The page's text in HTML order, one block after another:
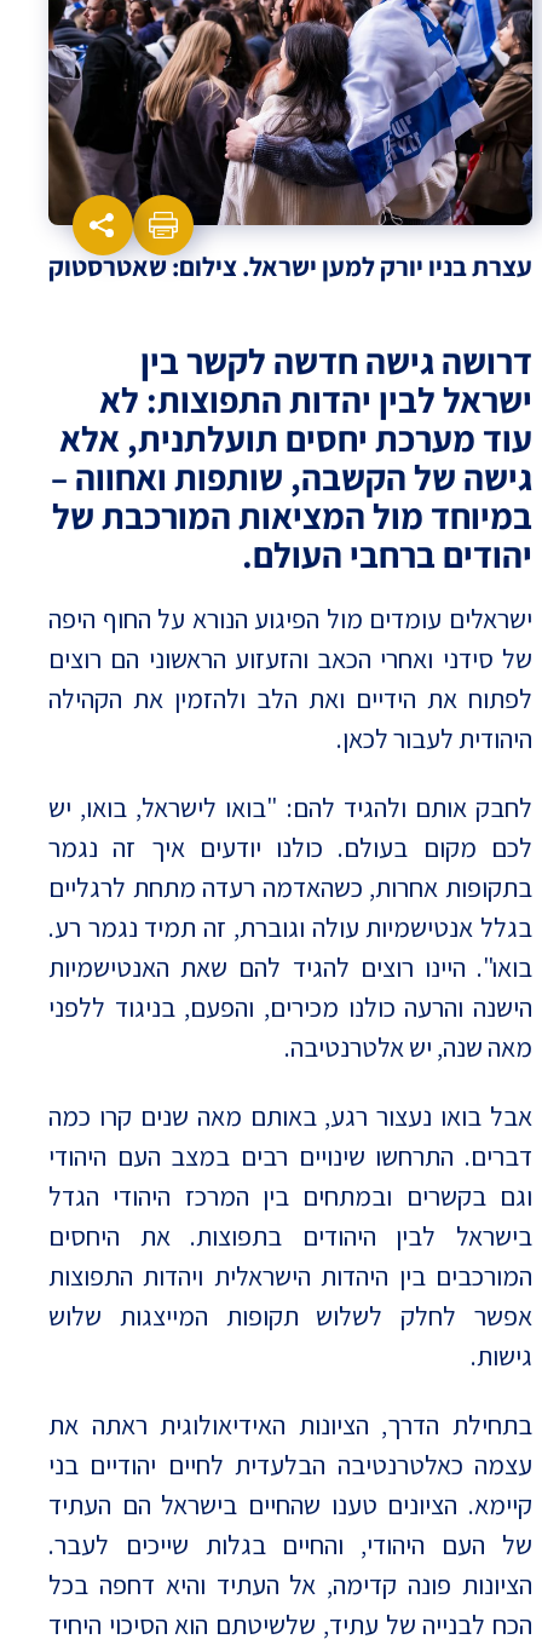
עצרת בניו יורק למען ישראל. צילום: שאטרסטוק
דרושה גישה חדשה לקשר בין
ישראל לבין יהדות התפוצות: לא
עוד מערכת יחסים תועלתנית, אלא
גישה של הקשבה, שותפות ואחווה –
במיוחד מול המציאות המורכבת של
יהודים ברחבי העולם.
ישראלים עומדים מול הפיגוע הנורא על החוף היפה
של סידני ואחרי הכאב והזעזוע הראשוני הם רוצים
לפתוח את הידיים ואת הלב ולהזמין את הקהילה
היהודית לעבור לכאן.
לחבק אותם ולהגיד להם: "בואו לישראל, בואו, יש
לכם מקום בעולם. כולנו יודעים איך זה נגמר
בתקופות אחרות, כשהאדמה רעדה מתחת לרגליים
בגלל אנטישמיות עולה וגוברת, זה תמיד נגמר רע.
בואו". היינו רוצים להגיד להם שאת האנטישמיות
הישנה והרעה כולנו מכירים, והפעם, בניגוד ללפני
מאה שנה, יש אלטרנטיבה.
אבל בואו נעצור רגע, באותם מאה שנים קרו כמה
דברים. התרחשו שינויים רבים במצב העם היהודי
וגם בקשרים ובמתחים בין המרכז היהודי הגדל
בישראל לבין היהודים בתפוצות. את היחסים
המורכבים בין היהדות הישראלית ויהדות התפוצות
אפשר לחלק לשלוש תקופות המייצגות שלוש
גישות.
בתחילת הדרך, הציונות האידיאולוגית ראתה את
עצמה כאלטרנטיבה הבלעדית לחיים יהודיים בני
קיימא. הציונים טענו שהחיים בישראל הם העתיד
של העם היהודי, והחיים בגלות שייכים לעבר.
הציונות פונה קדימה, אל העתיד והיא דחפה בכל
הכח לבנייה של עתיד, שלשיטתם הוא הסיכוי היחיד